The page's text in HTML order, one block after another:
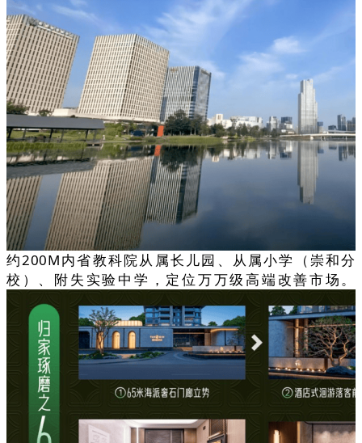
约200M内省教科院从属长儿园、从属小学（崇和分
校）、附失实验中学，定位万万级高端改善市场。